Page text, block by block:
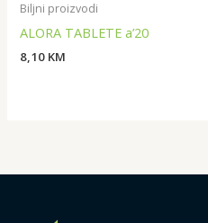
Biljni proizvodi
ALORA TABLETE a’20
8,10 KM